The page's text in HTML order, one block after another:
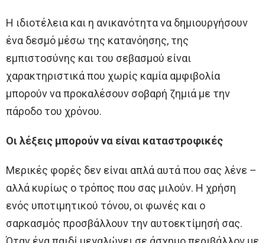
Η ιδιοτέλεια και η ανικανότητα να δημιουργήσουν
ένα δεσμό μέσω της κατανόησης, της
εμπιστοσύνης και του σεβασμού είναι
χαρακτηριστικά που χωρίς καμία αμφιβολία
μπορούν να προκαλέσουν σοβαρή ζημιά με την
πάροδο του χρόνου.
Οι λέξεις μπορούν να είναι καταστροφικές
Μερικές φορές δεν είναι απλά αυτά που σας λένε –
αλλά κυρίως ο τρόπος που σας μιλούν. Η χρήση
ενός υποτιμητικού τόνου, οι φωνές και ο
σαρκασμός προσβάλλουν την αυτοεκτίμησή σας.